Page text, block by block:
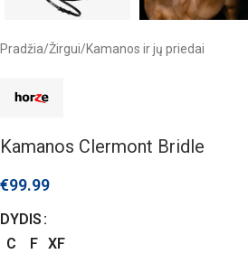
Pradžia/Žirgui/Kamanos ir jų priedai
Kamanos Clermont Bridle
€99.99
DYDIS
C
F XF